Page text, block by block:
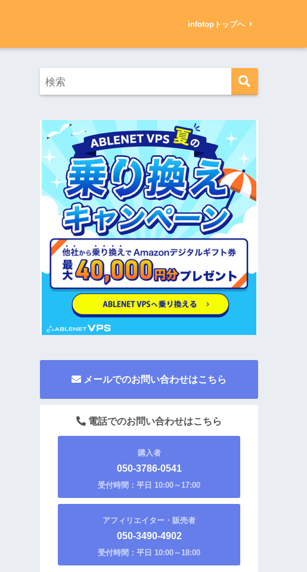
infotopトップへ
メールでのお問い合わせはこちら
電話でのお問い合わせはこちら
購入者
050-3786-0541
受付時間：平日 10:00～17:00
アフィリエイター・販売者
050-3490-4902
受付時間：平日 10:00～18:00